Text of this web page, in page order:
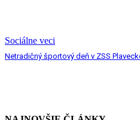
Sociálne veci
Netradičný športový deň v ZSS